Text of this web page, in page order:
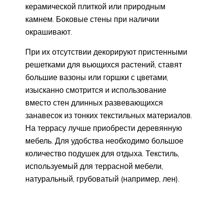
керамической плиткой или природным
камнем. Боковые стены при наличии
окрашивают.
При их отсутствии декорируют пристенными
решетками для вьющихся растений, ставят
большие вазоны или горшки с цветами,
изысканно смотрится и использование
вместо стен длинных развевающихся
занавесок из тонких текстильных материалов.
На террасу лучше приобрести деревянную
мебель. Для удобства необходимо большое
количество подушек для отдыха. Текстиль,
используемый для террасной мебели,
натуральный, грубоватый (например, лен).